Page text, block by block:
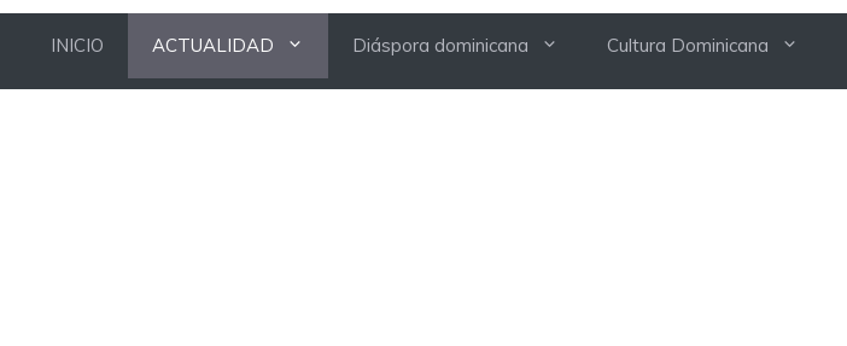
INICIO ACTUALIDAD Diáspora dominicana Cultura Dominicana